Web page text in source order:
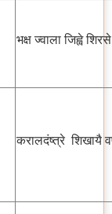
भक्ष ज्वाला जिह्वे
करालदंष्त्रे शिखायै